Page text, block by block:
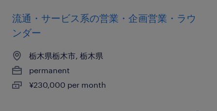
流通・サービス系の営業・企画営業・ラウ
ンダー
栃木県栃木市, 栃木県
permanent
¥230,000 per month